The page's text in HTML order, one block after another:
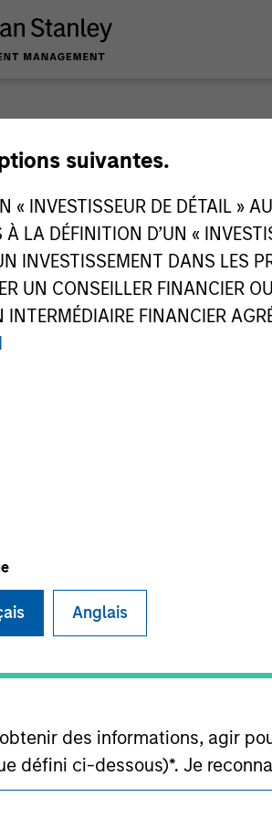
suivantes.
INVESTISSEUR DE DÉTAIL »
LA DÉFINITION D’UN «
INVESTISSEMENT DANS LES
UN CONSEILLER FINANCIER
FINANCIER
Anglais
des informations, agir
défini ci-dessous)*. Je
qui ne doivent pas y
à la diffusion
ou pour
informations.